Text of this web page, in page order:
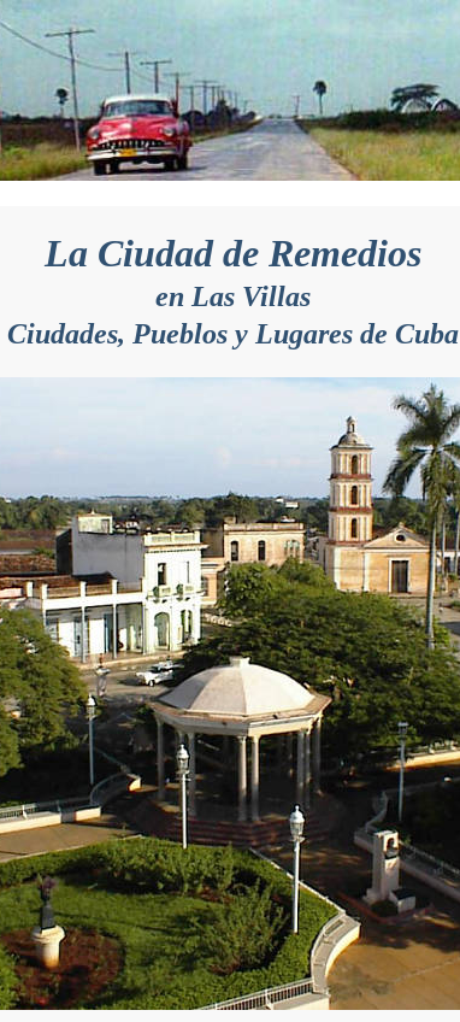
La Ciudad de Remedios
en Las Villas
Ciudades, Pueblos y Lugares de Cuba